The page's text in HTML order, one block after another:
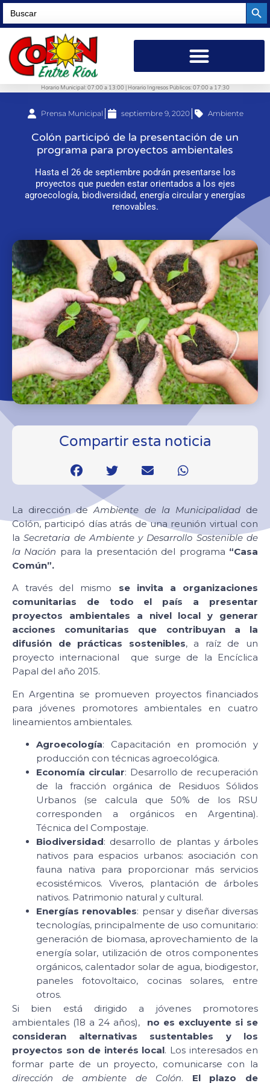
Search
for:
Horario Municipal: 07:00 a 13:00 | Horario Ingresos Públicos: 07:00 a 17:30
Prensa Municipal septiembre 9, 2020 Ambiente
Colón participó de la presentación de un
programa para proyectos ambientales
Hasta el 26 de septiembre podrán presentarse los
proyectos que pueden estar orientados a los ejes
agroecología, biodiversidad, energía circular y energías
renovables.
Compartir esta noticia
La dirección deAmbiente de la Municipalidadde
Colón, participó días atrás de una reunión virtual con
laSecretaria de Ambiente y Desarrollo Sostenible de
la Nación para la presentación del programa “Casa
Común”.
A través del mismo se invita a organizaciones
comunitarias de todo el país a presentar
proyectos ambientales a nivel local y generar
acciones comunitarias que contribuyan a la
difusión de prácticas sostenibles, a raíz de un
proyecto internacional que surge de la Encíclica
Papal del año 2015.
En Argentina se promueven proyectos financiados
para jóvenes promotores ambientales en cuatro
lineamientos ambientales.
Agroecología: Capacitación en promoción y
producción con técnicas agroecológica.
Economía circular: Desarrollo de recuperación
de la fracción orgánica de Residuos Sólidos
Urbanos (se calcula que 50% de los RSU
corresponden a orgánicos en Argentina).
Técnica del Compostaje.
Biodiversidad: desarrollo de plantas y árboles
nativos para espacios urbanos: asociación con
fauna nativa para proporcionar más servicios
ecosistémicos. Viveros, plantación de árboles
nativos. Patrimonio natural y cultural.
Energías renovables: pensar y diseñar diversas
tecnologías, principalmente de uso comunitario:
generación de biomasa, aprovechamiento de la
energía solar, utilización de otros componentes
orgánicos, calentador solar de agua, biodigestor,
paneles fotovoltaico, cocinas solares, entre
otros.
Si bien está dirigido a jóvenes promotores
ambientales (18 a 24 años), no es excluyente si se
consideran alternativas sustentables y los
proyectos son de interés local. Los interesados en
formar parte de un proyecto, comunicarse con la
dirección de ambiente de Colón. El plazo de